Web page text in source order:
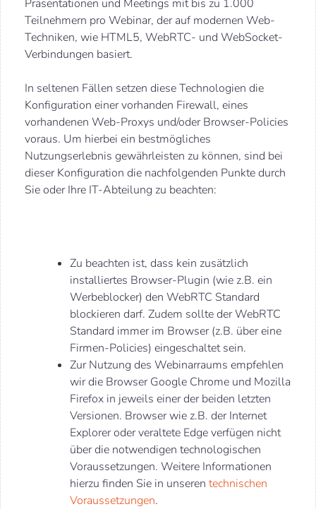
Präsentationen und Meetings mit bis zu 1.000
Teilnehmern pro Webinar, der auf modernen Web-
Techniken, wie HTML5, WebRTC- und WebSocket-
Verbindungen basiert.
In seltenen Fällen setzen diese Technologien die
Konfiguration einer vorhanden Firewall, eines
vorhandenen Web-Proxys und/oder Browser-Policies
voraus. Um hierbei ein bestmögliches
Nutzungserlebnis gewährleisten zu können, sind bei
dieser Konfiguration die nachfolgenden Punkte durch
Sie oder Ihre IT-Abteilung zu beachten:
Zu beachten ist, dass kein zusätzlich
installiertes Browser-Plugin (wie z.B. ein
Werbeblocker) den WebRTC Standard
blockieren darf. Zudem sollte der WebRTC
Standard immer im Browser (z.B. über eine
Firmen-Policies) eingeschaltet sein.
Zur Nutzung des Webinarraums empfehlen
wir die Browser Google Chrome und Mozilla
Firefox in jeweils einer der beiden letzten
Versionen. Browser wie z.B. der Internet
Explorer oder veraltete Edge verfügen nicht
über die notwendigen technologischen
Voraussetzungen. Weitere Informationen
hierzu finden Sie in unseren technischen
Voraussetzungen.